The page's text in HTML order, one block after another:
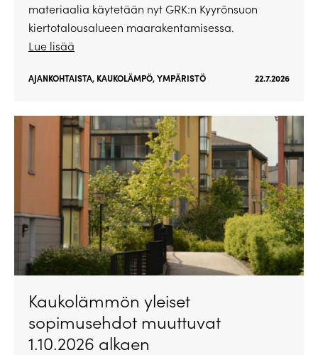
materiaalia käytetään nyt GRK:n Kyyrönsuon
kiertotalousalueen maarakentamisessa.
Lue lisää
AJANKOHTAISTA, KAUKOLÄMPÖ,YMPÄRISTÖ 22.7.2026
Kaukolämmön yleiset
sopimusehdot muuttuvat
1.10.2026 alkaen